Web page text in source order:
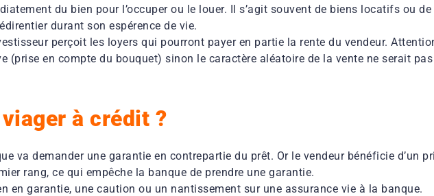
du bien pour l’occuper ou le louer. Il s’agit souvent de biens locatifs ou
durant son espérence de vie.
perçoit les loyers qui pourront payer en partie la rente du vendeur.
(prise en compte du bouquet) sinon le caractère aléatoire de la vente ne serait pas
à crédit ?
va demander une garantie en contrepartie du prêt. Or le vendeur bénéficie d’un
rang, ce qui empêche la banque de prendre une garantie.
en garantie, une caution ou un nantissement sur une assurance vie à la banque.